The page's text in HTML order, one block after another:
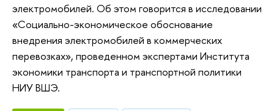
электромобилей. Об этом говорится в исследовании
«Социально-экономическое обоснование
внедрения электромобилей в коммерческих
перевозках», проведенном экспертами Института
экономики транспорта и транспортной политики
НИУ ВШЭ.